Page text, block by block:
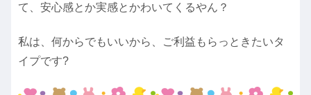
て、安心感とか実感とかわいてくるやん？
私は、何からでもいいから、ご利益もらっときたいタ
イプです?